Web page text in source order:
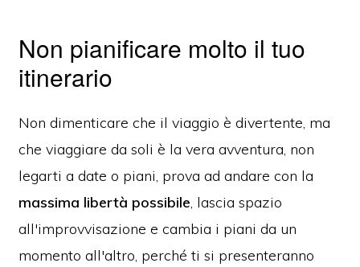
Non pianificare molto il tuo
itinerario
Non dimenticare che il viaggio è divertente, ma
che viaggiare da soli è la vera avventura, non
legarti a date o piani, prova ad andare con la
massima libertà possibile, lascia spazio
all'improvvisazione e cambia i piani da un
momento all'altro, perché ti si presenteranno